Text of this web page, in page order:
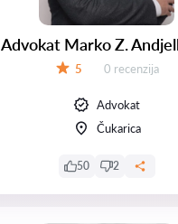
Advokat Marko Z.
5 Recenzija:
0 recenzija
Advokat
Čukarica
50 2